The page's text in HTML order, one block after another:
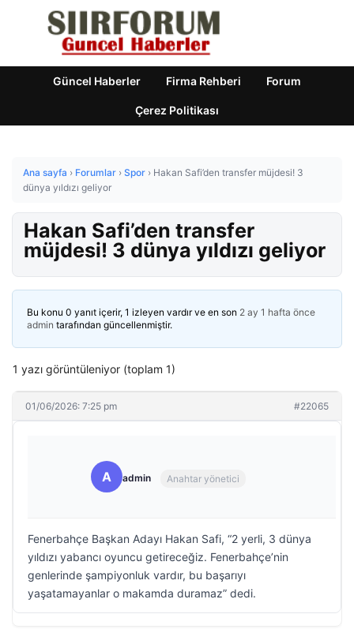
Güncel Haberler Firma Rehberi Forum
Çerez Politikası
Ana sayfa › Forumlar › Spor › Hakan Safi’den transfer müjdesi! 3
dünya yıldızı geliyor
Hakan Safi’den transfer
müjdesi! 3 dünya yıldızı geliyor
Bu konu 0 yanıt içerir, 1 izleyen vardır ve en son 2 ay 1 hafta önce
admin tarafından güncellenmiştir.
1 yazı görüntüleniyor (toplam 1)
01/06/2026: 7:25 pm #22065
A admin Anahtar yönetici
Fenerbahçe Başkan Adayı Hakan Safi, “2 yerli, 3 dünya
yıldızı yabancı oyuncu getireceğiz. Fenerbahçe’nin
genlerinde şampiyonluk vardır, bu başarıyı
yaşatamayanlar o makamda duramaz” dedi.